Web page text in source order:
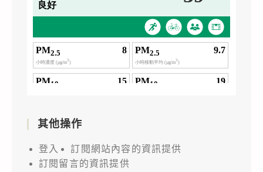
其他操作
登入
訂閱網站內容的資訊提供
訂閱留言的資訊提供